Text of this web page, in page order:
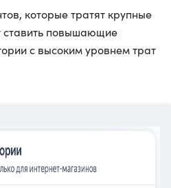
которые тратят крупные
ставить повышающие
с высоким уровнем трат